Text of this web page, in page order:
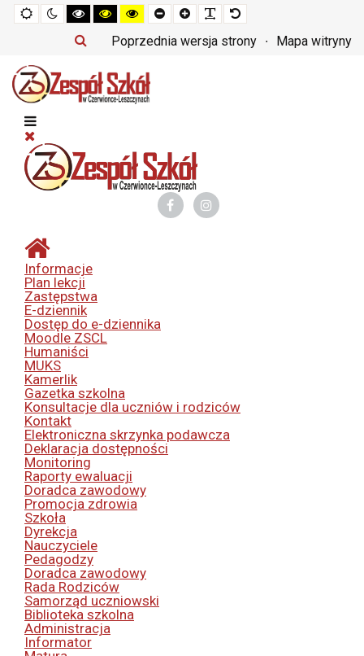
Tryb
domyślny
Tryb
nocny
Tryb
czarno-
biały
o
kontraście
Tryb
czarno-
żółty
o
kontraście
Tryb
żółto-
czarny
o
kontraście
Set
smaller
font
Set
larger
font
Make
font
more
readable
Set
default
font
Poprzednia wersja strony Mapa witryny
Informacje
Plan lekcji
Zastępstwa
E-dziennik
Dostęp do e-dziennika
Moodle ZSCL
Humaniści
MUKS
Kamerlik
Gazetka szkolna
Konsultacje dla uczniów i rodziców
Kontakt
Elektroniczna skrzynka podawcza
Deklaracja dostępności
Monitoring
Raporty ewaluacji
Doradca zawodowy
Promocja zdrowia
Szkoła
Dyrekcja
Nauczyciele
Pedagodzy
Doradca zawodowy
Rada Rodziców
Samorząd uczniowski
Biblioteka szkolna
Administracja
Informator